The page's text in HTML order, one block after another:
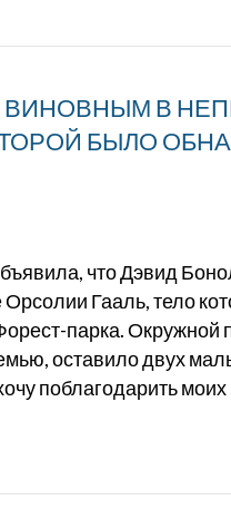
ВИНОВНЫМ В
БЫЛО
что Дэвид
Гааль, тело
парка. Окружной
оставило двух
поблагодарить